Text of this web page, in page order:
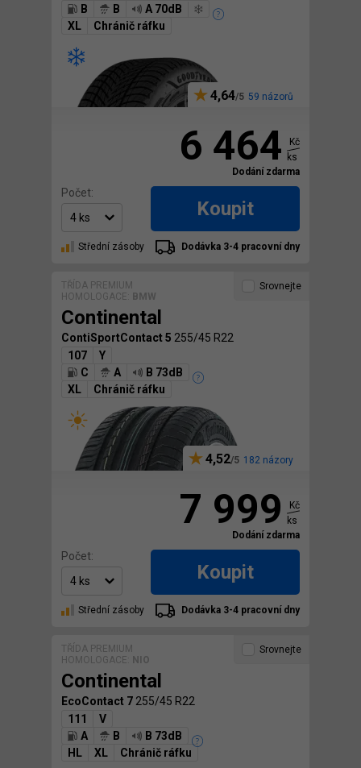
B
B
A 70dB
XL
Chránič ráfku
4,64 59 názorů
6 464
Kč
ks
Dodání zdarma
Počet:
Koupit
Střední zásoby Dodávka 3-4 pracovní dny
TŘÍDA PREMIUM
HOMOLOGACE:
BMW
Continental
ContiSportContact 5 255/45 R22
107
Y
C
A
B 73dB
XL
Chránič ráfku
4,52 182 názory
Srovnejte
7 999
Kč
ks
Dodání zdarma
Počet:
Koupit
Střední zásoby Dodávka 3-4 pracovní dny
TŘÍDA PREMIUM
HOMOLOGACE: NIO
Continental
EcoContact 7 255/45 R22
111
V
A
B
B 73dB
HL
XL Chránič ráfku
Srovnejte